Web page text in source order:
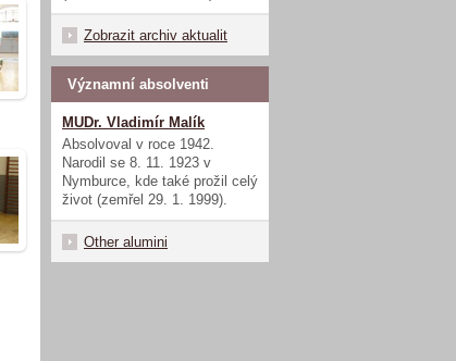
Zobrazit archiv aktualit
Významní absolventi
MUDr. Vladimír Malík
Absolvoval v roce 1942.
Narodil se 8. 11. 1923 v
Nymburce, kde také prožil celý
život (zemřel 29. 1. 1999).
Other alumini